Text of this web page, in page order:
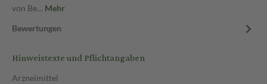
von Be… Mehr
Bewertungen
Hinweistexte und Pflichtangaben
Arzneimittel